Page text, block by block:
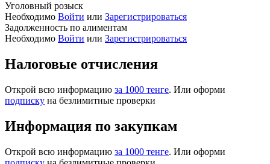
Уголовный розыск
Необходимо Войти или Зарегистрироваться
Задолженность по алиментам
Необходимо Войти или Зарегистрироваться
Налоговые отчисления
Открой всю информацию за 1000 тенге. Или оформи
подписку на безлимитные проверки
Информация по закупкам
Открой всю информацию за 1000 тенге. Или оформи